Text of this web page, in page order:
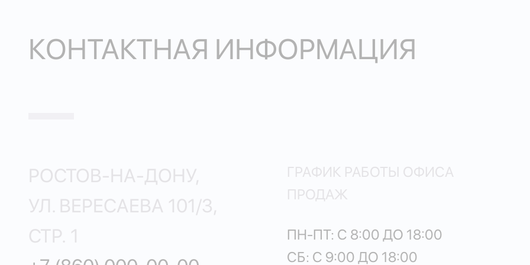
КОНТАКТНАЯ ИНФОРМАЦИЯ
РОСТОВ-НА-ДОНУ,
УЛ. ВЕРЕСАЕВА 101/3,
СТР. 1
ГРАФИК РАБОТЫ ОФИСА
ПРОДАЖ
ПН-ПТ: С 8:00 ДО 18:00
СБ: С 9:00 ДО 18:00